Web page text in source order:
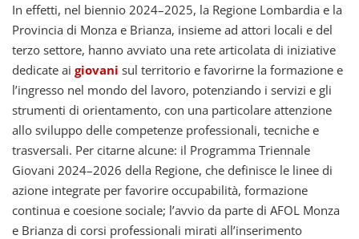
In effetti, nel biennio 2024–2025, la Regione Lombardia e la
Provincia di Monza e Brianza, insieme ad attori locali e del
terzo settore, hanno avviato una rete articolata di iniziative
dedicate ai giovani sul territorio e favorirne la formazione e
l’ingresso nel mondo del lavoro, potenziando i servizi e gli
strumenti di orientamento, con una particolare attenzione
allo sviluppo delle competenze professionali, tecniche e
trasversali. Per citarne alcune: il Programma Triennale
Giovani 2024–2026 della Regione, che definisce le linee di
azione integrate per favorire occupabilità, formazione
continua e coesione sociale; l’avvio da parte di AFOL Monza
e Brianza di corsi professionali mirati all’inserimento